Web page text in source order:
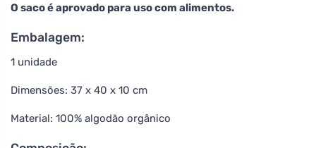
O saco é aprovado para uso com alimentos.
Embalagem:
1 unidade
Dimensões: 37 x 40 x 10 cm
Material: 100% algodão orgânico